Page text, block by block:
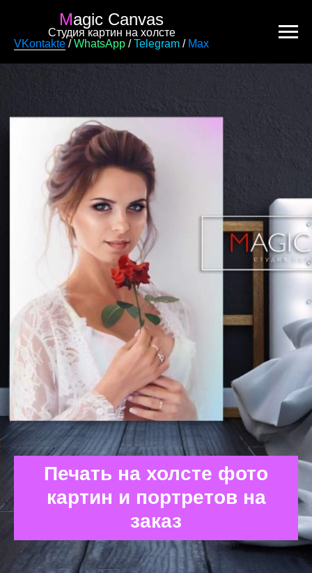
Magic Canvas
Студия картин на холсте
VKontakte /WhatsApp / Telegram / Max
Печать на холсте фото
картин и портретов на
заказ